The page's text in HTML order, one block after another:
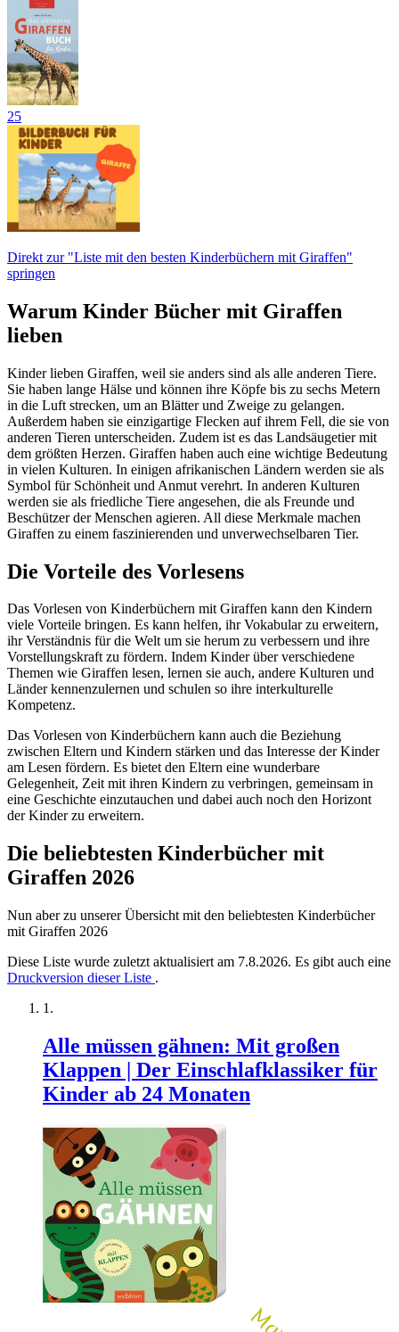
25
Direkt zur "Liste mit den besten Kinderbüchern mit Giraffen"
springen
Warum Kinder Bücher mit Giraffen
lieben
Kinder lieben Giraffen, weil sie anders sind als alle anderen Tiere.
Sie haben lange Hälse und können ihre Köpfe bis zu sechs Metern
in die Luft strecken, um an Blätter und Zweige zu gelangen.
Außerdem haben sie einzigartige Flecken auf ihrem Fell, die sie von
anderen Tieren unterscheiden. Zudem ist es das Landsäugetier mit
dem größten Herzen. Giraffen haben auch eine wichtige Bedeutung
in vielen Kulturen. In einigen afrikanischen Ländern werden sie als
Symbol für Schönheit und Anmut verehrt. In anderen Kulturen
werden sie als friedliche Tiere angesehen, die als Freunde und
Beschützer der Menschen agieren. All diese Merkmale machen
Giraffen zu einem faszinierenden und unverwechselbaren Tier.
Die Vorteile des Vorlesens
Das Vorlesen von Kinderbüchern mit Giraffen kann den Kindern
viele Vorteile bringen. Es kann helfen, ihr Vokabular zu erweitern,
ihr Verständnis für die Welt um sie herum zu verbessern und ihre
Vorstellungskraft zu fördern. Indem Kinder über verschiedene
Themen wie Giraffen lesen, lernen sie auch, andere Kulturen und
Länder kennenzulernen und schulen so ihre interkulturelle
Kompetenz.
Das Vorlesen von Kinderbüchern kann auch die Beziehung
zwischen Eltern und Kindern stärken und das Interesse der Kinder
am Lesen fördern. Es bietet den Eltern eine wunderbare
Gelegenheit, Zeit mit ihren Kindern zu verbringen, gemeinsam in
eine Geschichte einzutauchen und dabei auch noch den Horizont
der Kinder zu erweitern.
Die beliebtesten Kinderbücher mit
Giraffen 2026
Nun aber zu unserer Übersicht mit den beliebtesten Kinderbücher
mit Giraffen 2026
Diese Liste wurde zuletzt aktualisiert am 7.8.2026. Es gibt auch eine
Druckversion dieser Liste .
Alle müssen gähnen: Mit großen
Klappen | Der Einschlafklassiker für
Kinder ab 24 Monaten